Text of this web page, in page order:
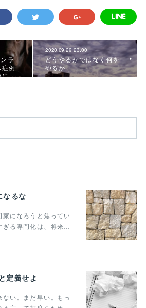
ラ
症例
に…
2020.09.29 23:00
どうやるかではなく何を
やるか
なるな
になろうと焦ってい
る専門化は、将来…
定義せよ
い。まだ早い。もっ